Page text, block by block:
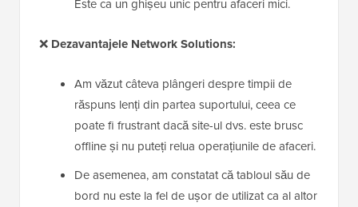
Este ca un ghișeu unic pentru afaceri mici.
❌ Dezavantajele Network Solutions:
Am văzut câteva plângeri despre timpii de
răspuns lenți din partea suportului, ceea ce
poate fi frustrant dacă site-ul dvs. este brusc
offline și nu puteți relua operațiunile de afaceri.
De asemenea, am constatat că tabloul său de
bord nu este la fel de ușor de utilizat ca al altor